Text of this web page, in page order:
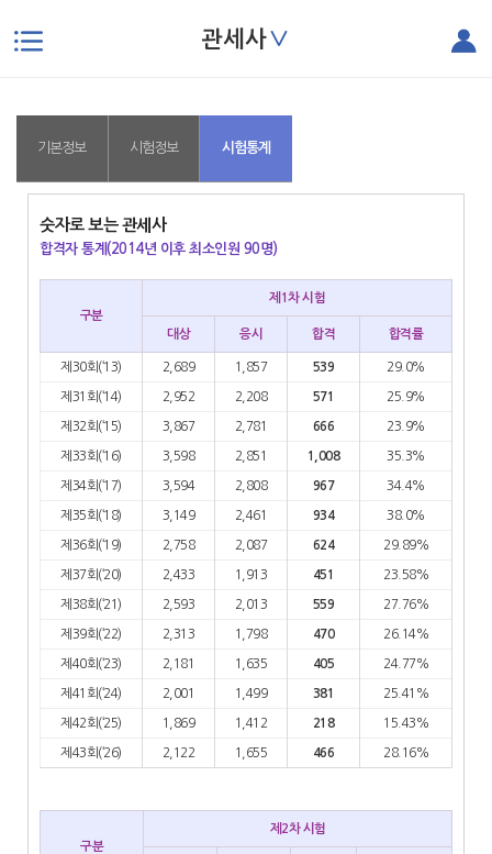
관세사∨
기본정보 시험정보 시험통계
숫자로 보는 관세사
합격자 통계(2014년 이후 최소인원 90명)
구분
제1차 시험
대상 응시 합격 합격률
제30회(‘13) 2,689 1,857 539 29.0%
제31회(‘14) 2,952 2,208 571 25.9%
제32회(‘15) 3,867 2,781 666 23.9%
제33회(‘16) 3,598 2,851 1,008 35.3%
제34회(‘17) 3,594 2,808 967 34.4%
제35회(‘18) 3,149 2,461 934 38.0%
제36회(‘19) 2,758 2,087 624 29.89%
제37회(‘20) 2,433 1,913 451 23.58%
제38회(‘21) 2,593 2,013 559 27.76%
제39회(‘22) 2,313 1,798 470 26.14%
제40회(‘23) 2,181 1,635 405 24.77%
제41회(‘24) 2,001 1,499 381 25.41%
제42회(‘25) 1,869 1,412 218 15.43%
제43회(‘26) 2,122 1,655 466 28.16%
구분
제2차 시험